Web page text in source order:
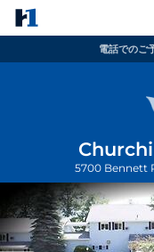
電話でのご
5700 Bennett